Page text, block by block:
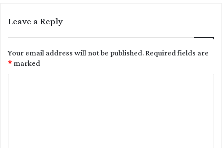
Leave a Reply
Your email address will not be published.Required fields are
marked
*